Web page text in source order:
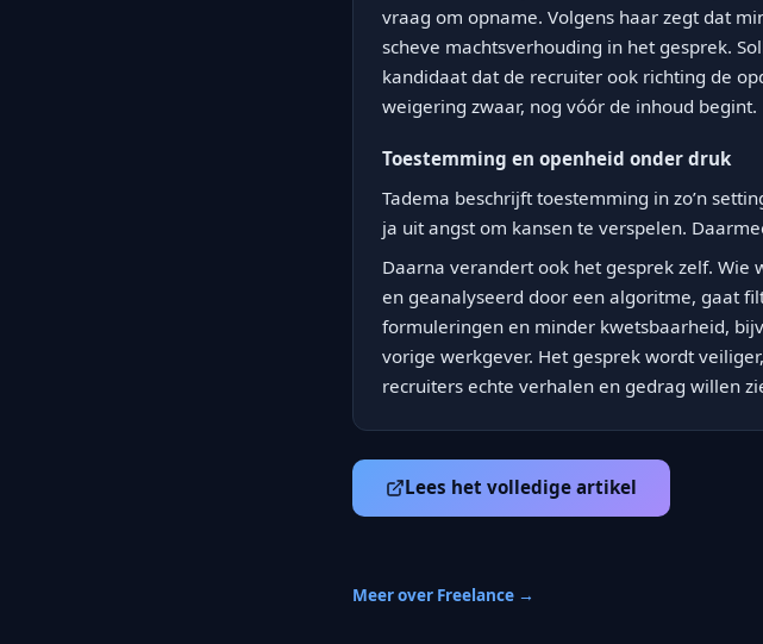
vraag om opname. Volgens haar zegt dat
scheve machtsverhouding in het gesprek.
kandidaat dat de recruiter ook richting de
weigering zwaar, nog vóór de inhoud begint.
Toestemming en openheid onder druk
Tadema beschrijft toestemming in zo’n
ja uit angst om kansen te verspelen.
Daarna verandert ook het gesprek zelf.
en geanalyseerd door een algoritme, gaat
formuleringen en minder kwetsbaarheid,
vorige werkgever. Het gesprek wordt
recruiters echte verhalen en gedrag willen
Lees het volledige artikel
Meer over Freelance →